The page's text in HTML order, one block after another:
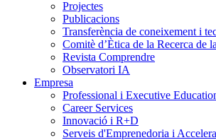
Projectes
Publicacions
Transferència de coneixement i
Comitè d’Ètica de la Recerca de
Revista Comprendre
Observatori IA
Empresa
Professional i Executive
Career Services
Innovació i R+D
Serveis d'Emprenedoria i